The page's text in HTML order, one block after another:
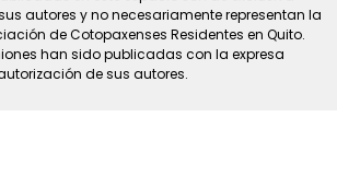
autores y no necesariamente representan la
de Cotopaxenses Residentes en Quito.
han sido publicadas con la expresa
de sus autores.